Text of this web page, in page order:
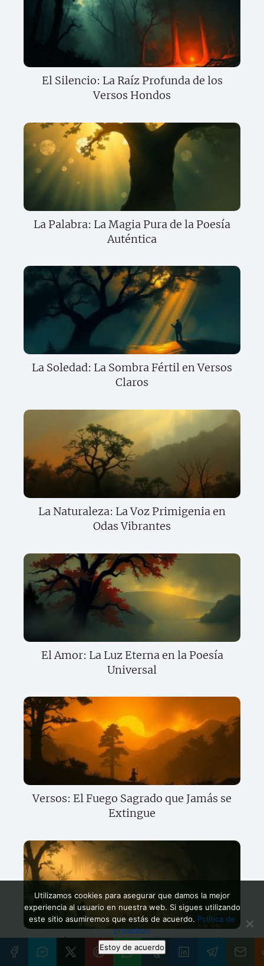
El Silencio: La Raíz Profunda de los
Versos Hondos
La Palabra: La Magia Pura de la Poesía
Auténtica
La Soledad: La Sombra Fértil en Versos
Claros
La Naturaleza: La Voz Primigenia en
Odas Vibrantes
El Amor: La Luz Eterna en la Poesía
Universal
Versos: El Fuego Sagrado que Jamás se
Extingue
Poesía: El Alma Desnuda que Neruda
Abrazó
Utilizamos cookies para asegurar que damos la mejor
experiencia al usuario en nuestra web. Si sigues utilizando
este sitio asumiremos que estás de acuerdo. Política de
privacidad
Estoy de acuerdo